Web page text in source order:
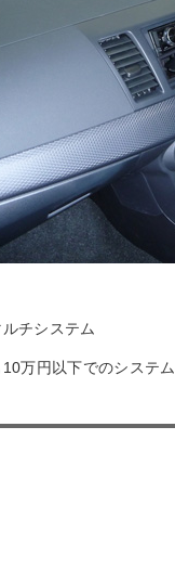
チシステム
万円以下でのシステ